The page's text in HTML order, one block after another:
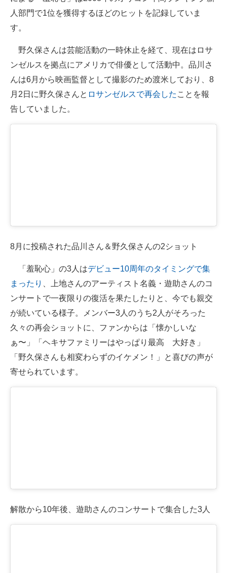
人部門で1位を獲得するほどのヒットを記録していま
す。
野久保さんは芸能活動の一時休止を経て、現在はロサ
ンゼルスを拠点にアメリカで俳優として活動中。品川さ
んは6月から映画監督として撮影のため渡米しており、8
月2日に野久保さんと ロサンゼルスで再会した ことを報
告していました。
8月に投稿された品川さん＆野久保さんの2ショット
「羞恥心」の3人はデビュー10周年のタイミングで集
まったり
、上地さんのアーティスト名義・遊助さんのコ
ンサートで一夜限りの復活を果たしたりと、今でも親交
が続いている様子。メンバー3人のうち2人がそろった
久々の再会ショットに、ファンからは「懐かしいな
ぁ〜」「ヘキサファミリーはやっぱり最高 大好き」
「野久保さんも相変わらずのイケメン！」と喜びの声が
寄せられています。
解散から10年後、遊助さんのコンサートで集合した3人